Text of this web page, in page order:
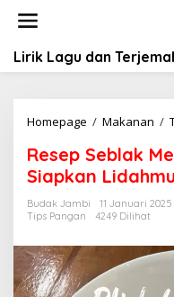
Lirik Lagu dan
Homepage / Makanan /
Resep Seblak
Siapkan
Budak Jambi
11 Januari 2025
Tips Pangan
4249 Dilihat